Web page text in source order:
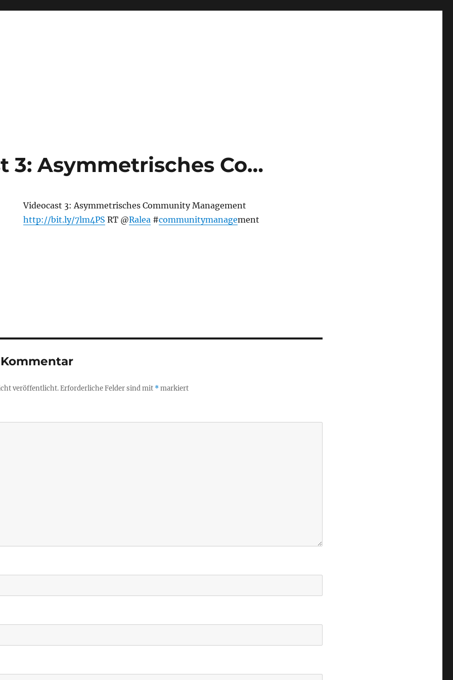
3: Asymmetrisches Co…
Videocast 3: Asymmetrisches Community Management
http://bit.ly/7lm4PS RT @Ralea #communitymanagement
veröffentlicht.Erforderliche Felder sind mit *markiert